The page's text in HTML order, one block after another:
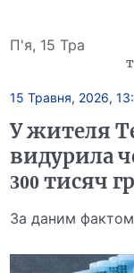
П'я, 15 Тра
15 Травня, 2026,
У жителя
видурила
300 тисяч
За даним фактом